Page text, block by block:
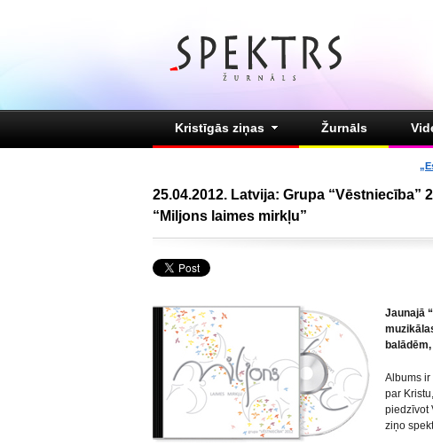
Kristīgās ziņas Žurnāls
25.04.2012. Latvija: Grupa “Vēstniecība”
“Miljons laimes mirkļu”
Jaunajā
Albums ir
par
piedzīvot
ziņo